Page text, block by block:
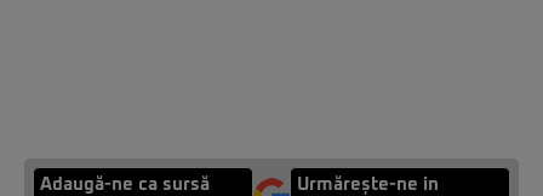
Adaugă-ne ca sursă
Urmărește-ne in